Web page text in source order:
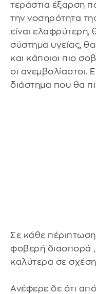
τεράστια έξαρση
την νοσηρότητα
είναι ελαφρύτερη,
σύστημα υγείας,
και κάποιοι πιο
οι ανεμβολίαστοι.
διάστημα που θα
Σε κάθε
φοβερή διασπορά ,
καλύτερα σε
Ανέφερε δε ότι